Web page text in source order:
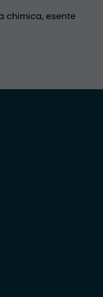
chimica, esente